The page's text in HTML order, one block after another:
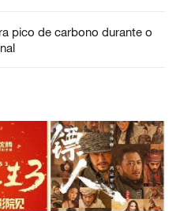
pico de carbono durante o